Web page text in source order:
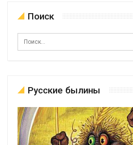
Поиск
Русские былины